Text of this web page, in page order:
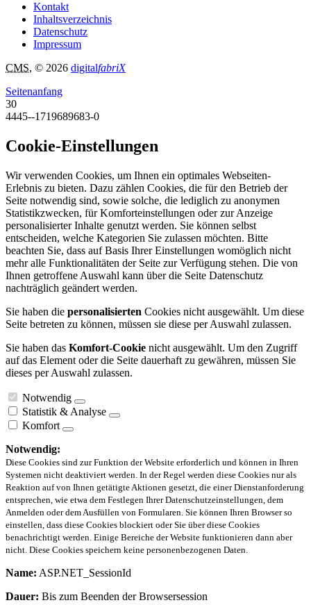
Kontakt
Inhaltsverzeichnis
Datenschutz
Impressum
CMS, © 2026 digitalfabriX
Seitenanfang
30
4445--1719689683-0
Cookie-Einstellungen
Wir verwenden Cookies, um Ihnen ein optimales Webseiten-
Erlebnis zu bieten. Dazu zählen Cookies, die für den Betrieb der
Seite notwendig sind, sowie solche, die lediglich zu anonymen
Statistikzwecken, für Komforteinstellungen oder zur Anzeige
personalisierter Inhalte genutzt werden. Sie können selbst
entscheiden, welche Kategorien Sie zulassen möchten. Bitte
beachten Sie, dass auf Basis Ihrer Einstellungen womöglich nicht
mehr alle Funktionalitäten der Seite zur Verfügung stehen. Die von
Ihnen getroffene Auswahl kann über die Seite Datenschutz
nachträglich geändert werden.
Sie haben die personalisierten Cookies nicht ausgewählt. Um diese
Seite betreten zu können, müssen sie diese per Auswahl zulassen.
Sie haben das Komfort-Cookie nicht ausgewählt. Um den Zugriff
auf das Element oder die Seite dauerhaft zu gewähren, müssen Sie
dieses per Auswahl zulassen.
Notwendig
Statistik & Analyse
Komfort
Notwendig:
Diese Cookies sind zur Funktion der Website erforderlich und können in Ihren
Systemen nicht deaktiviert werden. In der Regel werden diese Cookies nur als
Reaktion auf von Ihnen getätigte Aktionen gesetzt, die einer Dienstanforderung
entsprechen, wie etwa dem Festlegen Ihrer Datenschutzeinstellungen, dem
Anmelden oder dem Ausfüllen von Formularen. Sie können Ihren Browser so
einstellen, dass diese Cookies blockiert oder Sie über diese Cookies
benachrichtigt werden. Einige Bereiche der Website funktionieren dann aber
nicht. Diese Cookies speichern keine personenbezogenen Daten.
Name: ASP.NET_SessionId
Dauer: Bis zum Beenden der Browsersession